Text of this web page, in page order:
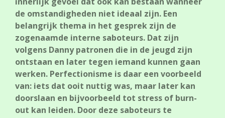
de omstandigheden niet ideaal zijn. Een
belangrijk thema in het gesprek zijn de
zogenaamde interne saboteurs. Dat zijn
volgens Danny patronen die in de jeugd zijn
ontstaan en later tegen iemand kunnen gaan
werken. Perfectionisme is daar een voorbeeld
van: iets dat ooit nuttig was, maar later kan
doorslaan en bijvoorbeeld tot stress of burn-
out kan leiden. Door deze saboteurs te